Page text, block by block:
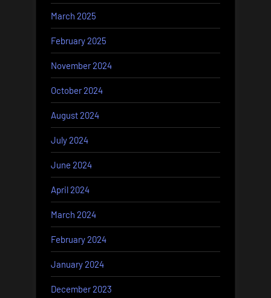
March 2025
February 2025
November 2024
October 2024
August 2024
July 2024
June 2024
April 2024
March 2024
February 2024
January 2024
December 2023